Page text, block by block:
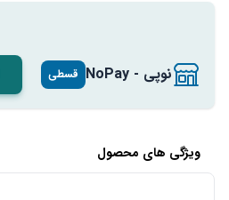
نوپی - NoPay قسطی
ویژگی های محصول